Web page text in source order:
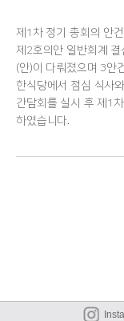
제1차 정기 총회의 안
제2호의안 일반회계
(안)이 다뤄졌으며 3안
한식당에서 점심 식사
간담회를 실시 후 제1
하였습니다.